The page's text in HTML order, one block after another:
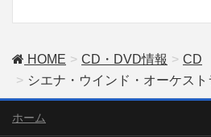
HOME CD・DVD情報
CD
シエナ・ウインド・オーケス
ホーム